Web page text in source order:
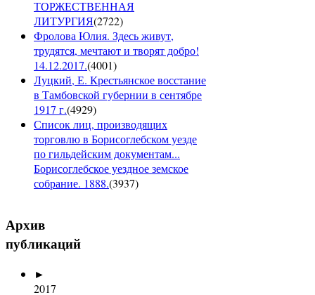
ТОРЖЕСТВЕННАЯ
ЛИТУРГИЯ(2722)
Фролова Юлия. Здесь живут,
трудятся, мечтают и творят добро!
14.12.2017.(4001)
Луцкий, Е. Крестьянское восстание
в Тамбовской губернии в сентябре
1917 г.(4929)
Список лиц, производящих
торговлю в Борисоглебском уезде
по гильдейским документам...
Борисоглебское уездное земское
собрание. 1888.(3937)
Архив
публикаций
►
2017